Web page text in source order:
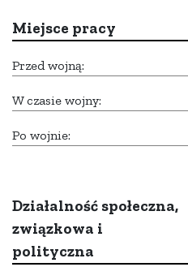
Miejsce pracy
Przed wojną:
W czasie wojny:
Po wojnie:
Działalność społeczna,
związkowa i
polityczna